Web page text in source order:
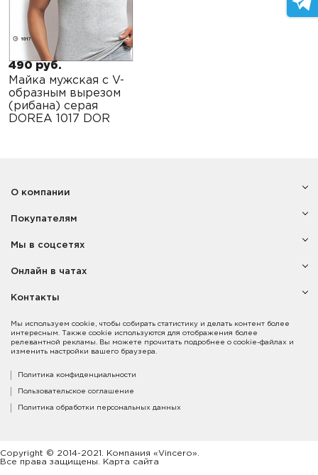
490 руб.
Майка мужская с V-
образным вырезом
(рибана) серая
DOREA 1017 DOR
Мы используем cookie, чтобы собирать статистику и делать контент более
интересным. Также cookie используются для отображения более
релевантной рекламы. Вы можете прочитать подробнее о cookie-файлах и
изменить настройки вашего браузера.
Политика конфиденциальности
Пользовательское соглашение
Политика обработки персональных данных
Покупателям
О компании
Мы в соцсетях
Онлайн в чатах
Контакты
Copyright © 2014-2021. Компания «Vincero».
Все права защищены. Карта сайта